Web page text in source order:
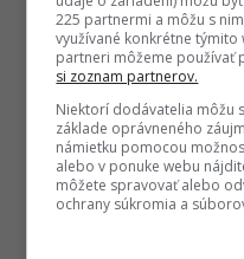
225 partnermi a môžu s
využívané konkrétne týmito
partneri môžeme používať
si zoznam partnerov.
Niektorí dodávatelia môžu
základe oprávneného
námietku pomocou
alebo v ponuke webu
môžete spravovať alebo
ochrany súkromia a